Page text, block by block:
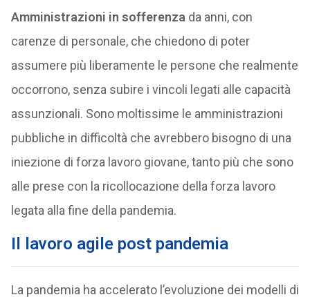
Amministrazioni in sofferenza da anni, con
carenze di personale, che chiedono di poter
assumere più liberamente le persone che realmente
occorrono, senza subire i vincoli legati alle capacità
assunzionali. Sono moltissime le amministrazioni
pubbliche in difficoltà che avrebbero bisogno di una
iniezione di forza lavoro giovane, tanto più che sono
alle prese con la ricollocazione della forza lavoro
legata alla fine della pandemia.
Il lavoro agile post pandemia
La pandemia ha accelerato l’evoluzione dei modelli di